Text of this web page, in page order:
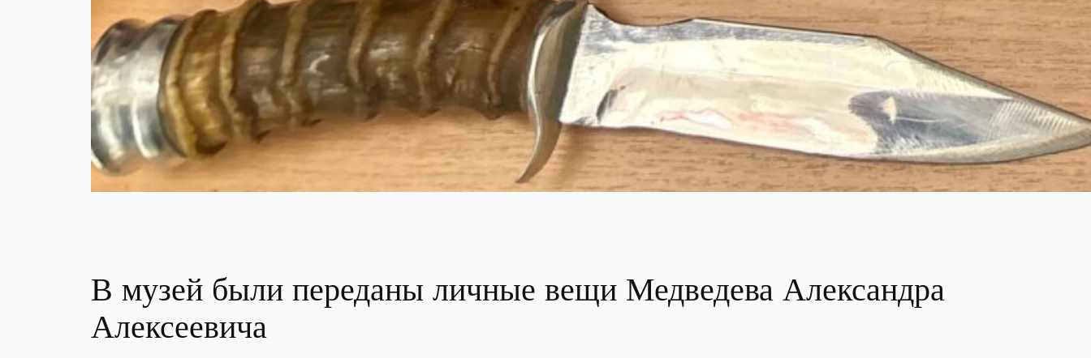
В музей были переданы личные вещи Медведева Александра
Алексеевича